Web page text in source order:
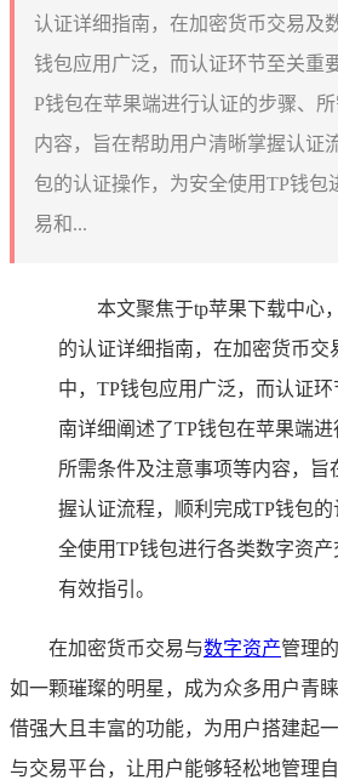
认证详细指南，在加密货币交易及
钱包应用广泛，而认证环节至关重
P钱包在苹果端进行认证的步骤、
内容，旨在帮助用户清晰掌握认证
包的认证操作，为安全使用TP钱包
易和...
本文聚焦于tp苹果下载中心
的认证详细指南，在加密货币交
中，TP钱包应用广泛，而认证
南详细阐述了TP钱包在苹果端进
所需条件及注意事项等内容，旨
握认证流程，顺利完成TP钱包
全使用TP钱包进行各类数字资
有效指引。
在加密货币交易与数字资产管理
如一颗璀璨的明星，成为众多用户青
借强大且丰富的功能，为用户搭建起
与交易平台，让用户能够轻松地管理